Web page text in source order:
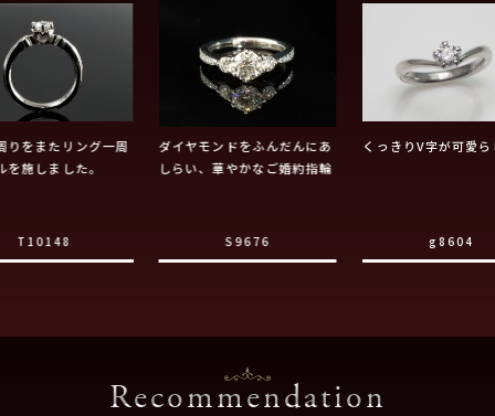
りをまたリング一周
を施しました。
T10148
ダイヤモンドをふんだんにあ
しらい、華やかなご婚約指輪
S9676
くっきりV字が可愛
g8604
Recommendation